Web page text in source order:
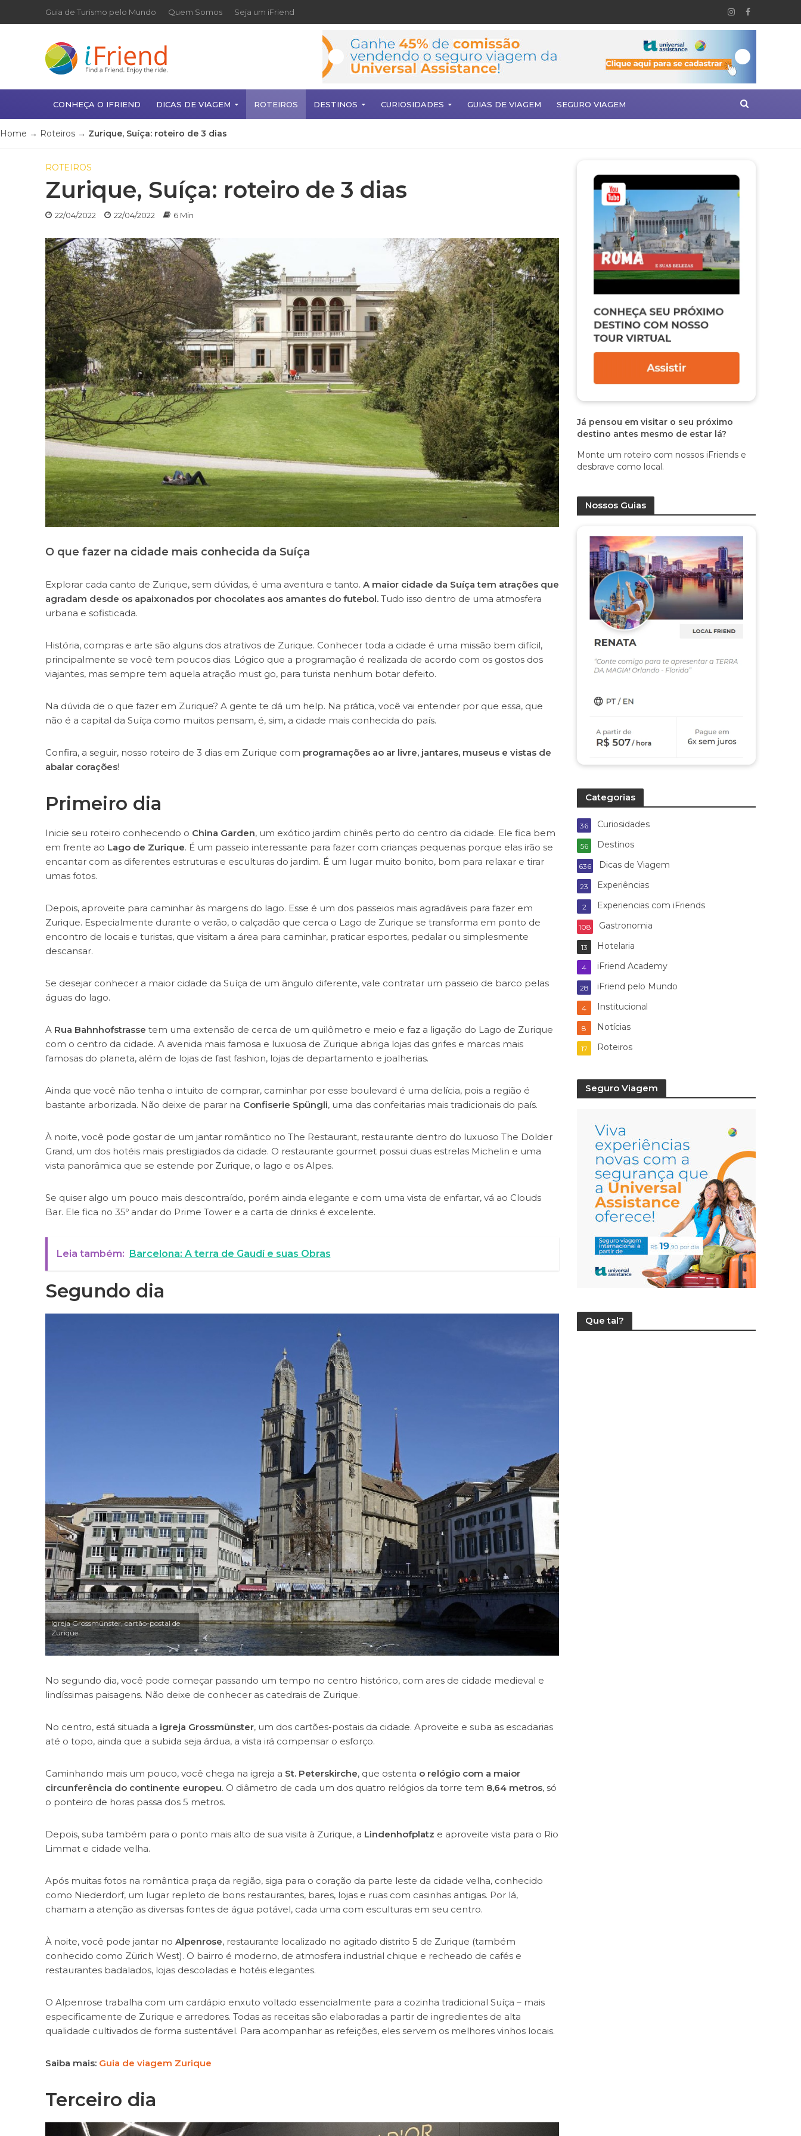
Guia de Turismo pelo Mundo Quem Somos Seja um iFriend
CONHEÇA O IFRIEND DICAS DE VIAGEM ROTEIROS DESTINOS CURIOSIDADES GUIAS DE VIAGEM SEGURO VIAGEM
Home → Roteiros → Zurique, Suíça: roteiro de 3 dias
ROTEIROS
Zurique, Suíça: roteiro de 3 dias
22/04/2022 22/04/2022 6 Min
O que fazer na cidade mais conhecida da Suíça
Explorar cada canto de Zurique, sem dúvidas, é uma aventura e tanto. A maior cidade da Suíça tem atrações que
agradam desde os apaixonados por chocolates aos amantes do futebol.Tudo isso dentro de uma atmosfera
urbana e sofisticada.
História, compras e arte são alguns dos atrativos de Zurique. Conhecer toda a cidade é uma missão bem difícil,
principalmente se você tem poucos dias. Lógico que a programação é realizada de acordo com os gostos dos
viajantes, mas sempre tem aquela atração must go, para turista nenhum botar defeito.
Na dúvida de o que fazer em Zurique? A gente te dá um help. Na prática, você vai entender por que essa, que
não é a capital da Suíça como muitos pensam, é, sim, a cidade mais conhecida do país.
Confira, a seguir, nosso roteiro de 3 dias em Zurique com programações ao ar livre, jantares, museus e vistas de
abalar corações!
Primeiro dia
Inicie seu roteiro conhecendo o China Garden, um exótico jardim chinês perto do centro da cidade. Ele fica bem
em frente ao Lago de Zurique. É um passeio interessante para fazer com crianças pequenas porque elas irão se
encantar com as diferentes estruturas e esculturas do jardim. É um lugar muito bonito, bom para relaxar e tirar
umas fotos.
Depois, aproveite para caminhar às margens do lago. Esse é um dos passeios mais agradáveis para fazer em
Zurique. Especialmente durante o verão, o calçadão que cerca o Lago de Zurique se transforma em ponto de
encontro de locais e turistas, que visitam a área para caminhar, praticar esportes, pedalar ou simplesmente
descansar.
Se desejar conhecer a maior cidade da Suíça de um ângulo diferente, vale contratar um passeio de barco pelas
águas do lago.
A Rua Bahnhofstrasse tem uma extensão de cerca de um quilômetro e meio e faz a ligação do Lago de Zurique
com o centro da cidade. A avenida mais famosa e luxuosa de Zurique abriga lojas das grifes e marcas mais
famosas do planeta, além de lojas de fast fashion, lojas de departamento e joalherias.
Ainda que você não tenha o intuito de comprar, caminhar por esse boulevard é uma delícia, pois a região é
bastante arborizada. Não deixe de parar na Confiserie Spüngli, uma das confeitarias mais tradicionais do país.
À noite, você pode gostar de um jantar romântico no The Restaurant, restaurante dentro do luxuoso The Dolder
Grand, um dos hotéis mais prestigiados da cidade. O restaurante gourmet possui duas estrelas Michelin e uma
vista panorâmica que se estende por Zurique, o lago e os Alpes.
Se quiser algo um pouco mais descontraído, porém ainda elegante e com uma vista de enfartar, vá ao Clouds
Bar. Ele fica no 35º andar do Prime Tower e a carta de drinks é excelente.
Leia também: Barcelona: A terra de Gaudí e suas Obras
Segundo dia
Igreja Grossmünster, cartão-postal de
Zurique
No segundo dia, você pode começar passando um tempo no centro histórico, com ares de cidade medieval e
lindíssimas paisagens. Não deixe de conhecer as catedrais de Zurique.
No centro, está situada a igreja Grossmünster, um dos cartões-postais da cidade. Aproveite e suba as escadarias
até o topo, ainda que a subida seja árdua, a vista irá compensar o esforço.
Caminhando mais um pouco, você chega na igreja a St. Peterskirche, que ostenta o relógio com a maior
circunferência do continente europeu. O diâmetro de cada um dos quatro relógios da torre tem 8,64 metros, só
o ponteiro de horas passa dos 5 metros.
Depois, suba também para o ponto mais alto de sua visita à Zurique, a Lindenhofplatz e aproveite vista para o Rio
Limmat e cidade velha.
Após muitas fotos na romântica praça da região, siga para o coração da parte leste da cidade velha, conhecido
como Niederdorf, um lugar repleto de bons restaurantes, bares, lojas e ruas com casinhas antigas. Por lá,
chamam a atenção as diversas fontes de água potável, cada uma com esculturas em seu centro.
À noite, você pode jantar no Alpenrose, restaurante localizado no agitado distrito 5 de Zurique (também
conhecido como Zürich West). O bairro é moderno, de atmosfera industrial chique e recheado de cafés e
restaurantes badalados, lojas descoladas e hotéis elegantes.
O Alpenrose trabalha com um cardápio enxuto voltado essencialmente para a cozinha tradicional Suíça – mais
especificamente de Zurique e arredores. Todas as receitas são elaboradas a partir de ingredientes de alta
qualidade cultivados de forma sustentável. Para acompanhar as refeições, eles servem os melhores vinhos locais.
Saiba mais: Guia de viagem Zurique
Terceiro dia
Já pensou em visitar o seu próximo
destino antes mesmo de estar lá?
Monte um roteiro com nossos iFriends e
desbrave como local.
Nossos Guias
Categorias
Curiosidades
36
Destinos
56
Dicas de Viagem
636
Experiências
23
Experiencias com iFriends
2
Gastronomia
108
Hotelaria
13
iFriend Academy
4
iFriend pelo Mundo
28
Institucional
4
Notícias
8
Roteiros
17
Seguro Viagem
Que tal?